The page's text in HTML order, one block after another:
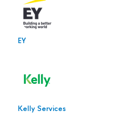
EY
Kelly Services